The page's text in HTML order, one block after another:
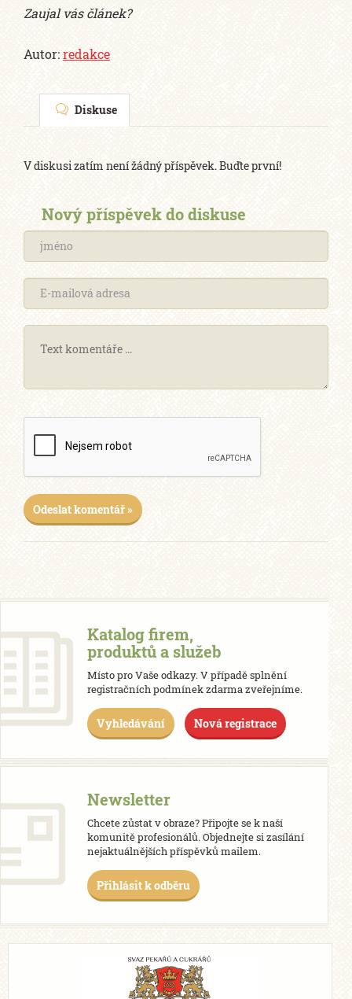
Zaujal vás článek?
Autor:redakce
Diskuse
V diskusi zatím není žádný příspěvek. Buďte první!
Nový příspěvek do diskuse
Odeslat komentář »
Katalog firem,
produktů a služeb
Místo pro Vaše odkazy. V případě splnění
registračních podmínek zdarma zveřejníme.
Vyhledávání Nová registrace
Newsletter
Chcete zůstat v obraze? Připojte se k naší
komunitě profesionálů. Objednejte si zasílání
nejaktuálnějších příspěvků mailem.
Přihlásit k odběru